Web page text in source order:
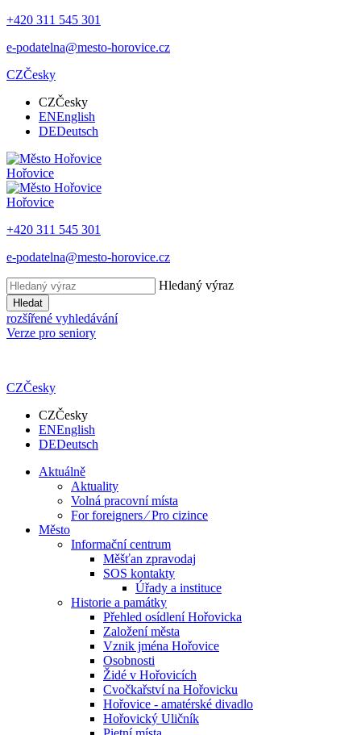
+420 311 545 301
e-podatelna@mesto-horovice.cz
CZČesky
CZČesky
ENEnglish
DEDeutsch
Hořovice
Hořovice
+420 311 545 301
e-podatelna@mesto-horovice.cz
Hledaný výraz
Hledat
rozšířené vyhledávání
Verze pro seniory
CZČesky
CZČesky
ENEnglish
DEDeutsch
Aktuálně
Aktuality
Volná pracovní místa
For foreigners ⁄ Pro cizince
Město
Informační centrum
Měšťan zpravodaj
SOS kontakty
Úřady a instituce
Historie a památky
Přehled osídlení Hořovicka
Založení města
Vznik jména Hořovice
Osobnosti
Židé v Hořovicích
Cvočkařství na Hořovicku
Hořovice - amatérské divadlo
Hořovický Uličník